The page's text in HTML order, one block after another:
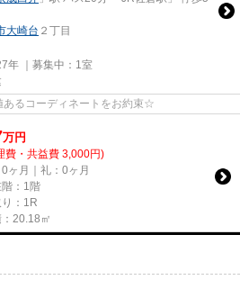
大崎台 ２丁目
年 ｜募集中： 1室
るコーディネートをお約束☆
万円
費・共益費 3,000円)
ヶ月｜礼：0ヶ月
階：1階
り：1R
20.18㎡